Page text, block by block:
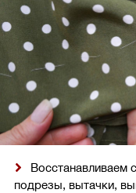
Восстанавливаем
подрезы, вытачки,